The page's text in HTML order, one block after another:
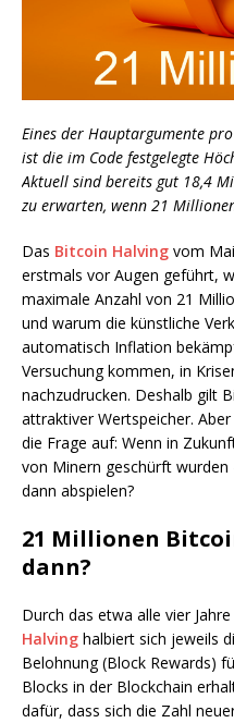
Eines der Hauptargumente
ist die im Code festgelegte
Aktuell sind bereits gut 18,4
zu erwarten, wenn 21
Das Bitcoin Halving vom
erstmals vor Augen geführt,
maximale Anzahl von 21
und warum die künstliche
automatisch Inflation
Versuchung kommen, in
nachzudrucken. Deshalb gilt
attraktiver Wertspeicher.
die Frage auf: Wenn in
von Minern geschürft wurden
dann abspielen?
21 Millionen
dann?
Durch das etwa alle vier
Halving halbiert sich jeweils
Belohnung (Block Rewards)
Blocks in der Blockchain
dafür, dass sich die Zahl